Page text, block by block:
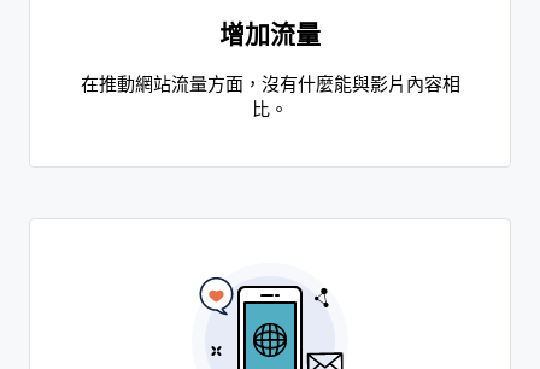
增加流量
在推動網站流量方面，沒有什麼能與影片內容相
比。